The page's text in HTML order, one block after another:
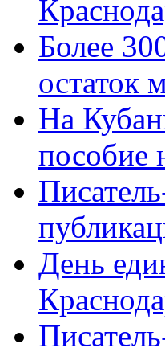
Более
остаток
На
пособие
День